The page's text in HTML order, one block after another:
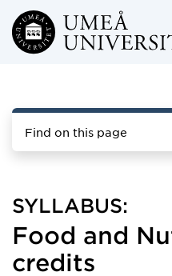
Skip to main content
Find on this page
SYLLABUS:
Food and
credits